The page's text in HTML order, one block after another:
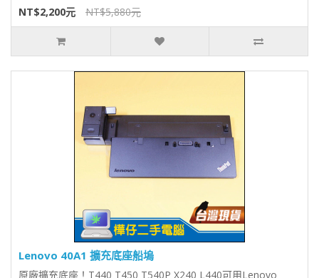
NT$2,200元
NT$5,880元
Lenovo 40A1 擴充底座船塢
原廠擴充底座！T440 T450 T540P X240 L440可用Lenovo